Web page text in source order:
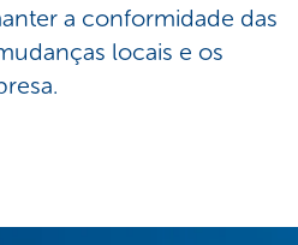
a conformidade das
locais e os